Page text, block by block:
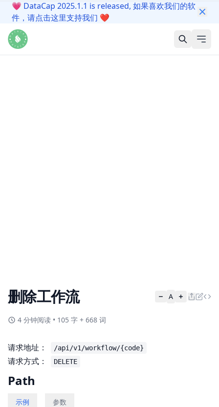
💗 DataCap 2025.1.1 is released, 如果喜欢我们的软
件，请点击这里支持我们 ❤️
删除工作流 A
4 分钟阅读 • 105 字 + 668 词
请求地址： /api/v1/workflow/{code}
请求方式： DELETE
Path
示例 参数